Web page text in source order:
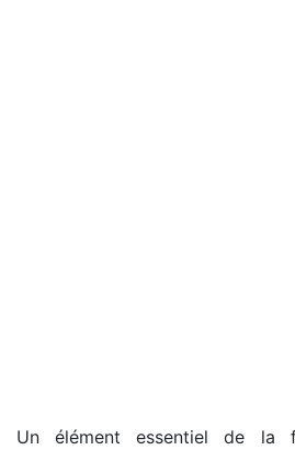
Un élément essentiel de la